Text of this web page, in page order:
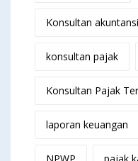
Konsultan
konsultan pajak
Konsultan Pajak
laporan keuangan